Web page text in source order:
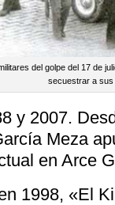
del golpe del 17 de
secuestrar a
y 2007.
Meza
en Arce
1998, «El